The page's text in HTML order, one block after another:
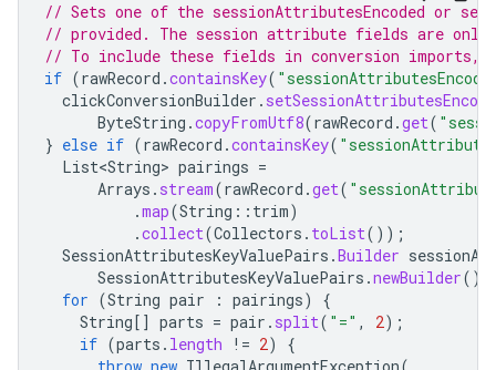
// Sets one of the sessionAttributesEncoded or
// provided. The session attribute fields are
// To include these fields in conversion imports,
if (rawRecord .containsKey(
clickConversionBuilder .
ByteString .copyFromUtf8(rawRecord .get(
} else if (rawRecord .containsKey(
List<String> pairings =
Arrays . stream(rawRecord .get(
.map(String :: trim)
.collect(Collectors . toList());
SessionAttributesKeyValuePairs .Builder
SessionAttributesKeyValuePairs .newBuilder();
for (String pair : pairings)
{
String[] parts = pair . split( "=" , 2);
if (parts . length != 2)
{